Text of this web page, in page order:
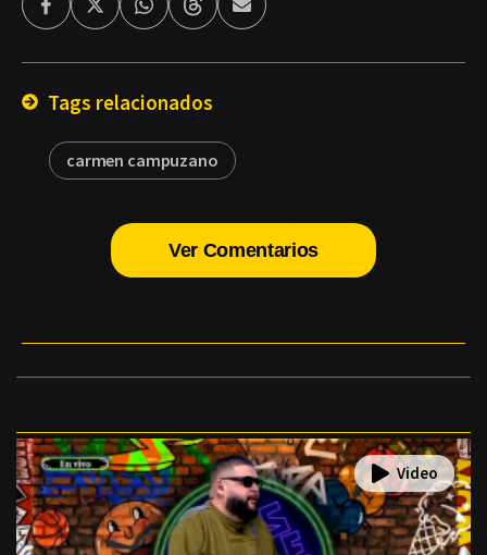
FacebookTwitterWhatsappThreadsEnviar
por
Tags relacionados
carmen campuzano
Ver Comentarios